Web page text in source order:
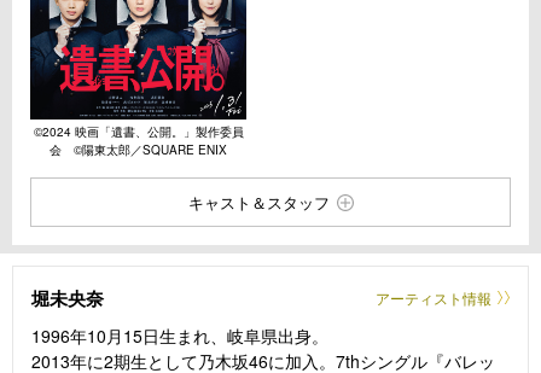
©︎2024 映画「遺書、公開。」製作委員
会 ©︎陽東太郎／SQUARE ENIX
キャスト＆スタッフ
堀未央奈 アーティスト情報
1996年10月15日生まれ、岐阜県出身。
2013年に2期生として乃木坂46に加入。7thシングル『バレッ